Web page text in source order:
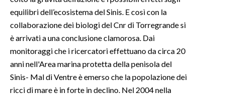
equilibri dell’ecosistema del Sinis. E così con la
collaborazione dei biologi del Cnr di Torregrande si
è arrivati a una conclusione clamorosa. Dai
monitoraggi che i ricercatori effettuano da circa 20
anni nell'Area marina protetta della penisola del
Sinis- Mal di Ventre è emerso che la popolazione dei
ricci di mare è in forte in declino. Nel 2004 nella